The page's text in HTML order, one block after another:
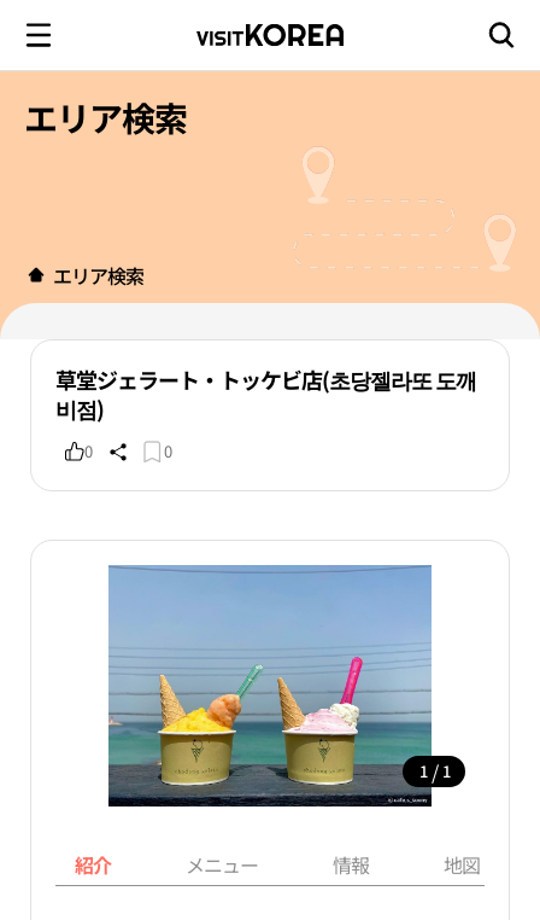
エリア検索
エリア検索
草堂ジェラート・トッケビ店(초당젤라또 도깨
비점)
0 0
1 / 1
紹介 メニュー 情報 地図